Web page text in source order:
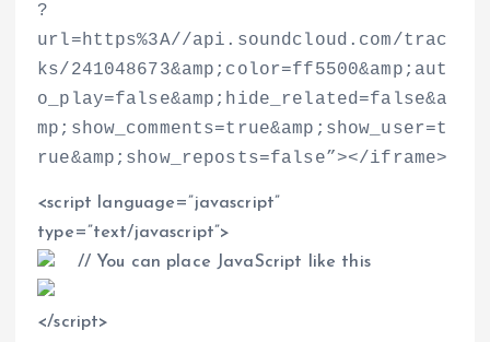
?
url=https%3A//api.soundcloud.com/trac
ks/241048673&amp;color=ff5500&amp;aut
o_play=false&amp;hide_related=false&a
mp;show_comments=true&amp;show_user=t
rue&amp;show_reposts=false” ></iframe>
<script language=”javascript”
type=”text/javascript”>
// You can place JavaScript like this
</script>